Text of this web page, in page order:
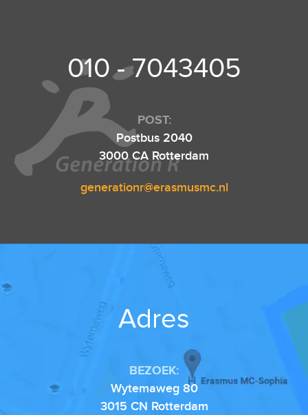
010 - 7043405
POST:
Postbus 2040
3000 CA Rotterdam
generationr@erasmusmc.nl
Adres
BEZOEK:
Wytemaweg 80
3015 CN Rotterdam